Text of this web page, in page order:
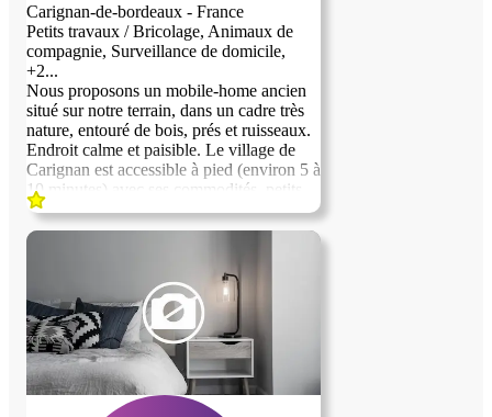
Carignan-de-bordeaux - France
Petits travaux / Bricolage, Animaux de
compagnie, Surveillance de domicile,
+2...
Nous proposons un mobile-home ancien
situé sur notre terrain, dans un cadre très
nature, entouré de bois, prés et ruisseaux.
Endroit calme et paisible. Le village de
Carignan est accessible à pied (environ 5 à
10 minutes) avec ses commodités, petits
commerces, bibliothèques et activités
sportives et artistiques. Un bus permet
en environ 30 minutes. Le logement est
proposé en échange d’une quarantaine
d’heures par mois principalement « d’aide
à la ferme » Nous cherchons une personne
sérieuse, autonome et de confiance , sans
addiction à l’alcool, soigneuse et
respectueuse des lieux et des gens, aimant
la nature et les animaux.